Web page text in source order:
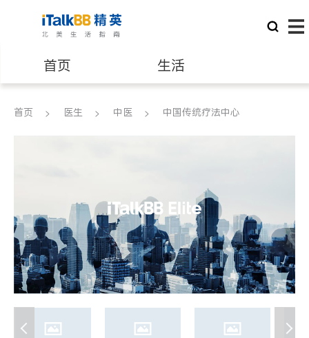
首页 生活
医生 律师
养老 非盈利组织
首页 医生 中医 中国传统疗法中心